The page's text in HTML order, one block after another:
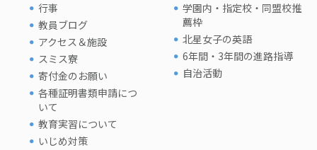
行事
教員ブログ
アクセス＆施設
スミス寮
寄付金のお願い
各種証明書類申請につ
いて
教育実習について
いじめ対策
学園内・指定校・同盟校推
薦枠
北星女子の英語
6年間・3年間の進路指導
自治活動